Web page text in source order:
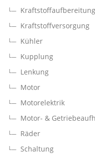
Kraftstoffaufbereitung
Kraftstoffversorgung
Kühler
Kupplung
Lenkung
Motor
Motorelektrik
Motor- &
Räder
Schaltung